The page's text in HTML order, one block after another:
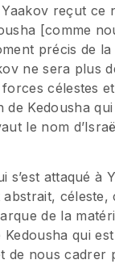
reçut ce
[comme
précis de
ne sera plus
célestes
Kedousha
le nom
s’est attaqué
de la
qui
de nous cadrer